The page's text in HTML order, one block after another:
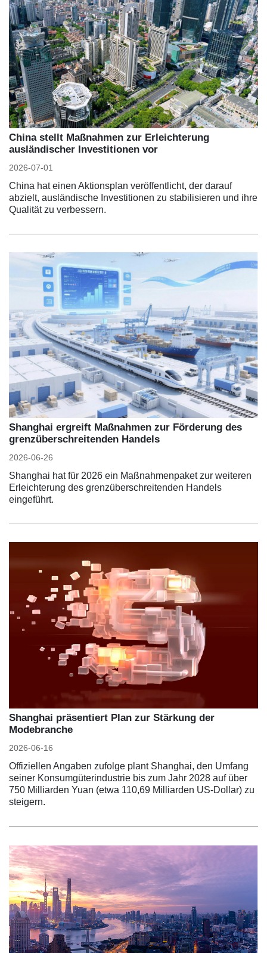
China stellt Maßnahmen zur Erleichterung
ausländischer Investitionen vor
2026-07-01
China hat einen Aktionsplan veröffentlicht, der darauf
abzielt, ausländische Investitionen zu stabilisieren und ihre
Qualität zu verbessern.
Shanghai ergreift Maßnahmen zur Förderung des
grenzüberschreitenden Handels
2026-06-26
Shanghai hat für 2026 ein Maßnahmenpaket zur weiteren
Erleichterung des grenzüberschreitenden Handels
eingeführt.
Shanghai präsentiert Plan zur Stärkung der
Modebranche
2026-06-16
Offiziellen Angaben zufolge plant Shanghai, den Umfang
seiner Konsumgüterindustrie bis zum Jahr 2028 auf über
750 Milliarden Yuan (etwa 110,69 Milliarden US-Dollar) zu
steigern.